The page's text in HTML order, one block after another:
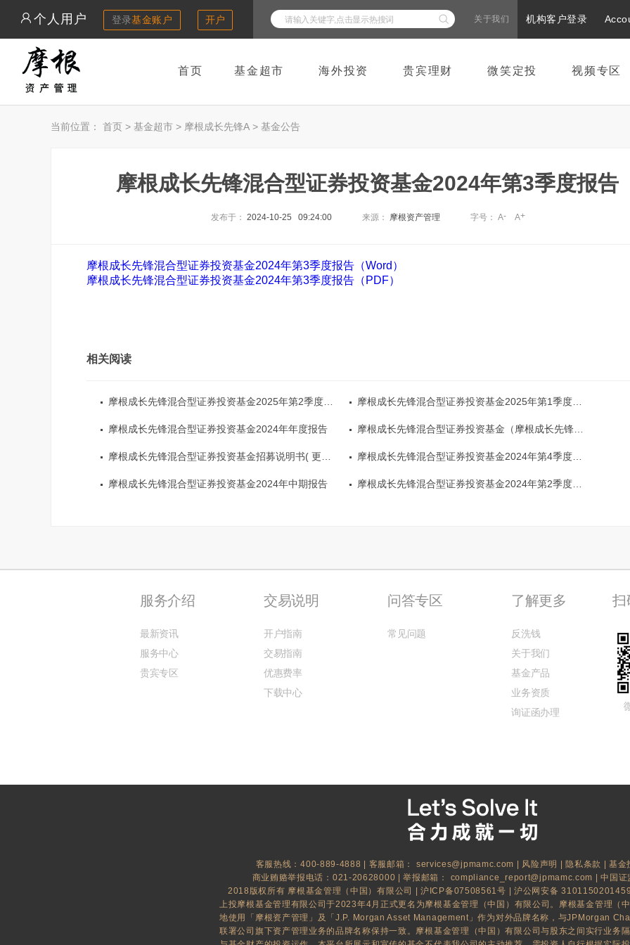
个人用户 登录基金账户 开户 关于我们 机构客户登录
首页 基金超市 海外投资 贵宾理财 微笑定投 视频专区
当前位置： 首页 > 基金超市 > 摩根成长先锋A > 基金公告
摩根成长先锋混合型证券投资基金2024年第3季度报告
发布于： 2024-10-25 09:24:00 来源： 摩根资产管理 字号： A- A+
摩根成长先锋混合型证券投资基金2024年第3季度报告（Word）
摩根成长先锋混合型证券投资基金2024年第3季度报告（PDF）
相关阅读
摩根成长先锋混合型证券投资基金2025年第2季度报告 摩根成长先锋混合型证券投资基金2025年第1季度报告
摩根成长先锋混合型证券投资基金2024年年度报告 摩根成长先锋混合型证券投资基金（摩根成长先锋混合A）基金产品资料概要更新摩根成长先锋混合型证券投资基金（摩根成长先锋混合A）基金产品资料概要更新
摩根成长先锋混合型证券投资基金招募说明书( 更新） 摩根成长先锋混合型证券投资基金2024年第4季度报告
摩根成长先锋混合型证券投资基金2024年中期报告 摩根成长先锋混合型证券投资基金2024年第2季度报告
服务介绍
最新资讯
服务中心
贵宾专区
交易说明
开户指南
交易指南
优惠费率
下载中心
问答专区
常见问题
了解更多
反洗钱
关于我们
基金产品
业务资质
询证函办理
扫
客服热线：400-889-4888 | 客服邮箱： services@jpmamc.com 风险声明 隐私条款 |基金
商业贿赂举报电话：021-20628000 | 举报邮箱： compliance_report@jpmamc.com
| 中国
2018版权所有 摩根基金管理（中国）有限公司 |沪ICP备07508561号
沪公网安备
上投摩根基金管理有限公司于2023年4月正式更名为摩根基金管理（中国）有限公司。摩根基金管理（
地使用「摩根资产管理」及「J.P. Morgan Asset Management」作为对外品牌名称，与JPMorgan
联署公司旗下资产管理业务的品牌名称保持一致。摩根基金管理（中国）有限公司与股东之间实行业务